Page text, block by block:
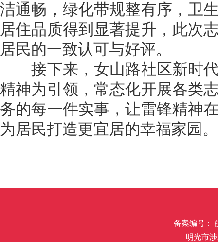
洁通畅，绿化带规整有序，卫
居住品质得到显著提升，此次
居民的一致认可与好评。
接下来，女山路社区新时代
精神为引领，常态化开展各类
务的每一件实事，让雷锋精神
为居民打造更宜居的幸福家园
备案编号：
明光市